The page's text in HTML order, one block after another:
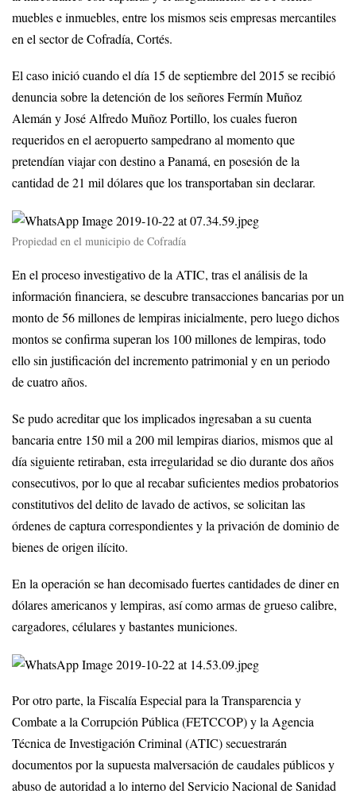
muebles e inmuebles, entre los mismos seis empresas mercantiles
en el sector de Cofradía, Cortés.
El caso inició cuando el día 15 de septiembre del 2015 se recibió
denuncia sobre la detención de los señores Fermín Muñoz
Alemán y José Alfredo Muñoz Portillo, los cuales fueron
requeridos en el aeropuerto sampedrano al momento que
pretendían viajar con destino a Panamá, en posesión de la
cantidad de 21 mil dólares que los transportaban sin declarar.
Propiedad en el municipio de Cofradía
En el proceso investigativo de la ATIC, tras el análisis de la
información financiera, se descubre transacciones bancarias por un
monto de 56 millones de lempiras inicialmente, pero luego dichos
montos se confirma superan los 100 millones de lempiras, todo
ello sin justificación del incremento patrimonial y en un periodo
de cuatro años.
Se pudo acreditar que los implicados ingresaban a su cuenta
bancaria entre 150 mil a 200 mil lempiras diarios, mismos que al
día siguiente retiraban, esta irregularidad se dio durante dos años
consecutivos, por lo que al recabar suficientes medios probatorios
constitutivos del delito de lavado de activos, se solicitan las
órdenes de captura correspondientes y la privación de dominio de
bienes de origen ilícito.
En la operación se han decomisado fuertes cantidades de diner en
dólares americanos y lempiras, así como armas de grueso calibre,
cargadores, célulares y bastantes municiones.
Por otro parte, la Fiscalía Especial para la Transparencia y
Combate a la Corrupción Pública (FETCCOP) y la Agencia
Técnica de Investigación Criminal (ATIC) secuestrarán
documentos por la supuesta malversación de caudales públicos y
abuso de autoridad a lo interno del Servicio Nacional de Sanidad